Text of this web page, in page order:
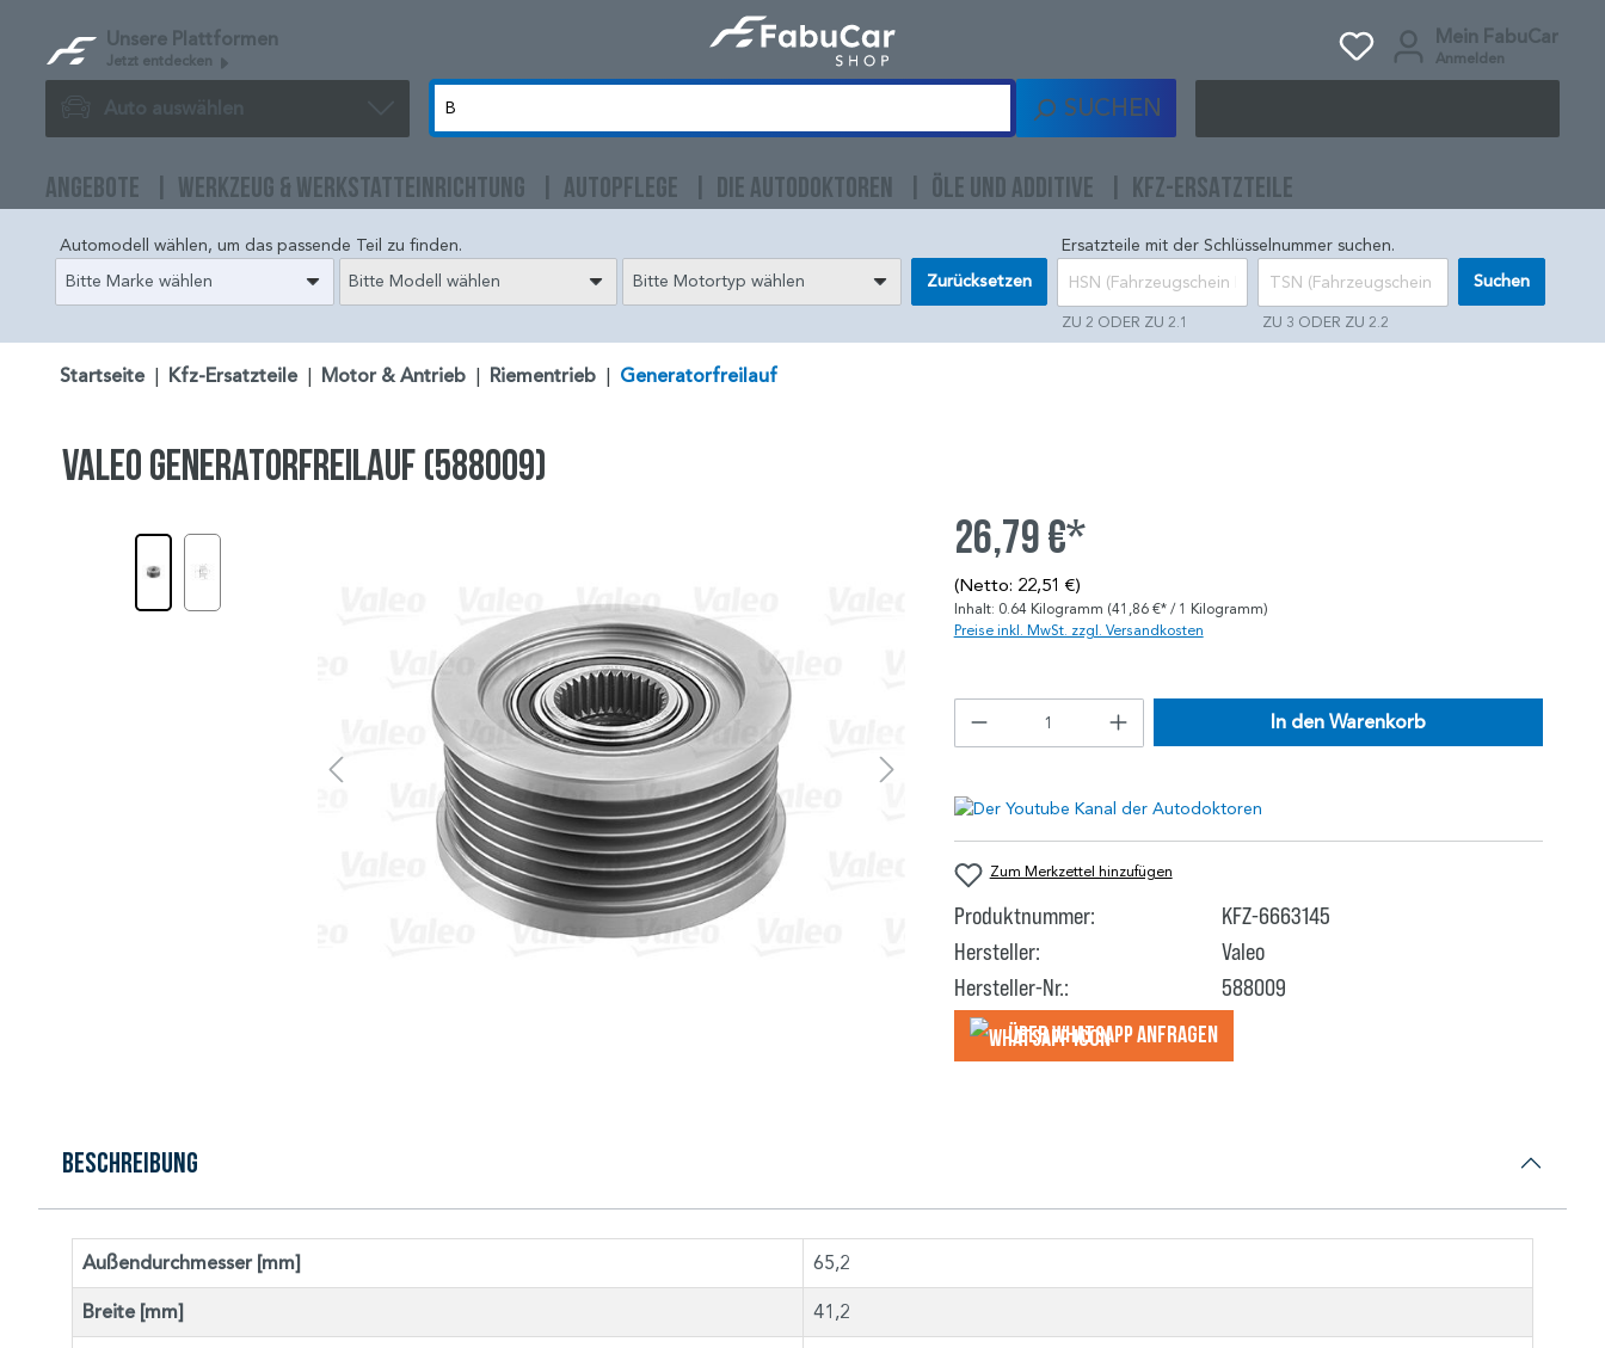
Unsere Plattformen
Jetzt entdecken
Mein FabuCar
Anmelden
Auto auswählen SUCHEN
ANGEBOTE WERKZEUG & WERKSTATTEINRICHTUNG AUTOPFLEGE DIE AUTODOKTOREN ÖLE UND ADDITIVE KFZ-ERSATZTEILE
Automodell wählen, um das passende Teil zu finden.
Bitte Marke wählen
Bitte Modell wählen Bitte Motortyp wählen Zurücksetzen
Ersatzteile mit der Schlüsselnummer suchen.
ZU 2 ODER ZU 2.1 ZU 3 ODER ZU 2.2
Suchen
Startseite Kfz-Ersatzteile Motor & Antrieb Riementrieb Generatorfreilauf
VALEO Generatorfreilauf (588009)
26,79 €*
(Netto: 22,51 €)
Inhalt: 0.64 Kilogramm (41,86 €* / 1 Kilogramm)
Preise inkl. MwSt. zzgl. Versandkosten
In den Warenkorb
Zum Merkzettel hinzufügen
Produktnummer:
KFZ-6663145
Hersteller:
Valeo
Hersteller-Nr.:
588009
Über WhatsApp anfragеn
Beschreibung
Außendurchmesser [mm] 65,2
Breite [mm] 41,2